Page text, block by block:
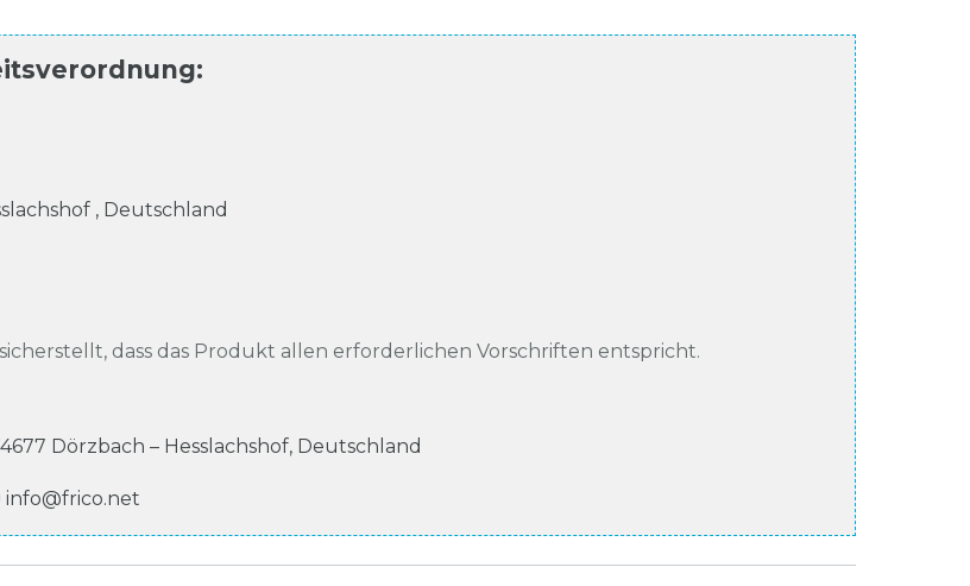
:
, Deutschland
dass das Produkt allen erforderlichen Vorschriften entspricht.
Dörzbach – Hesslachshof, Deutschland
info@frico.net